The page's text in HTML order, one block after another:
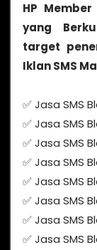
HP
yang
target
Iklan SMS
✅ Jasa SMS
✅ Jasa SMS
✅ Jasa SMS
✅ Jasa SMS
✅ Jasa SMS
✅ Jasa SMS
✅ Jasa SMS
✅ Jasa SMS